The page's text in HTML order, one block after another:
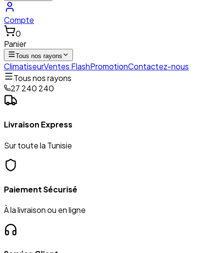
Compte
0
Panier
Tous nos rayons
ClimatiseurVentes FlashPromotionContactez-nous
Tous nos rayons
27 240 240
Livraison Express
Sur toute la Tunisie
Paiement Sécurisé
À la livraison ou en ligne